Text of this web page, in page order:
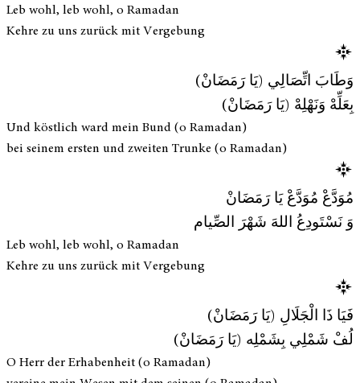
Leb wohl, leb wohl, o Ramadan
Kehre zu uns zurück mit Vergebung
وَطَابَ اتِّصَالِي (يَا رَمَضَانْ)
بِعَلِّهْ وَنَهْلِهْ (يَا رَمَضَانْ)
Und köstlich ward mein Bund (o Ramadan)
bei seinem ersten und zweiten Trunke (o Ramadan)
مُوَدَّعْ مُوَدَّعْ يَا رَمَضَانْ
وَ نَسْتَودِعُ اللهَ شَهْرَ الصِّيام
Leb wohl, leb wohl, o Ramadan
Kehre zu uns zurück mit Vergebung
فَيَا ذَا الْجَلَالِ (يَا رَمَضَانْ)
لُفْ شَمْلِي بِشَمْلِه (يَا رَمَضَانْ)
O Herr der Erhabenheit (o Ramadan)